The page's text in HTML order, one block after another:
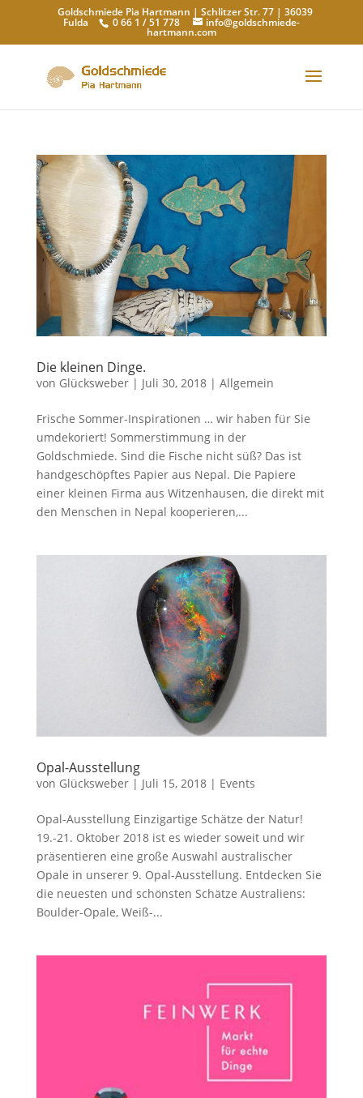
Goldschmiede Pia Hartmann | Schlitzer Str. 77 | 36039
Fulda 0 66 1 / 51 778 info@goldschmiede-
hartmann.com
Die kleinen Dinge.
von Glücksweber| Juli 30, 2018| Allgemein
Frische Sommer-Inspirationen … wir haben für Sie
umdekoriert! Sommerstimmung in der
Goldschmiede. Sind die Fische nicht süß? Das ist
handgeschöpftes Papier aus Nepal. Die Papiere
einer kleinen Firma aus Witzenhausen, die direkt mit
den Menschen in Nepal kooperieren,...
Opal-Ausstellung
von Glücksweber| Juli 15, 2018| Events
Opal-Ausstellung Einzigartige Schätze der Natur!
19.-21. Oktober 2018 ist es wieder soweit und wir
präsentieren eine große Auswahl australischer
Opale in unserer 9. Opal-Ausstellung. Entdecken Sie
die neuesten und schönsten Schätze Australiens:
Boulder-Opale, Weiß-...